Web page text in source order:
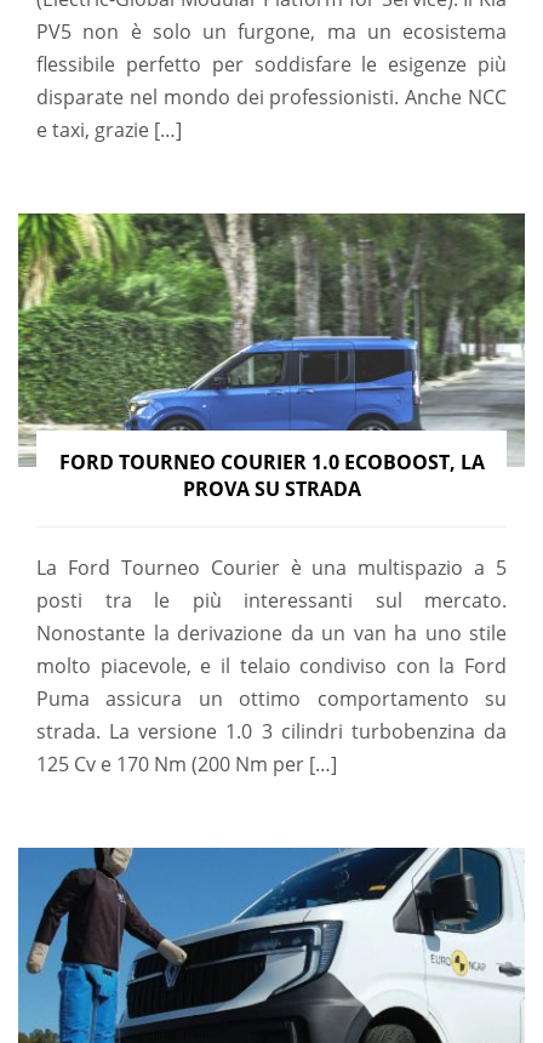
PV5 non è solo un furgone, ma un ecosistema
flessibile perfetto per soddisfare le esigenze più
disparate nel mondo dei professionisti. Anche NCC
e taxi, grazie […]
FORD TOURNEO COURIER 1.0 ECOBOOST, LA
PROVA SU STRADA
La Ford Tourneo Courier è una multispazio a 5
posti tra le più interessanti sul mercato.
Nonostante la derivazione da un van ha uno stile
molto piacevole, e il telaio condiviso con la Ford
Puma assicura un ottimo comportamento su
strada. La versione 1.0 3 cilindri turbobenzina da
125 Cv e 170 Nm (200 Nm per […]